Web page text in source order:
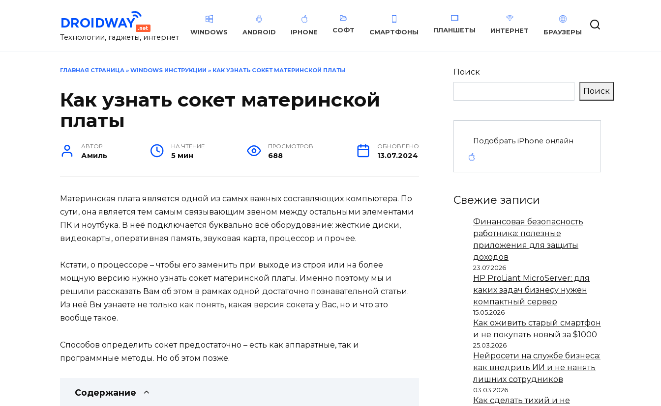
Технологии, гаджеты, интернет
WINDOWS ANDROID IPHONE СОФТ СМАРТФОНЫ ПЛАНШЕТЫ ИНТЕРНЕТ БРАУЗЕРЫ
ГЛАВНАЯ СТРАНИЦА » WINDOWS ИНСТРУКЦИИ » КАК УЗНАТЬ СОКЕТ МАТЕРИНСКОЙ ПЛАТЫ
Как узнать сокет материнской
платы
АВТОР
Амиль
НА ЧТЕНИЕ
5 мин
ПРОСМОТРОВ
688
ОБНОВЛЕНО
13.07.2024
Материнская плата является одной из самых важных составляющих компьютера. По
сути, она является тем самым связывающим звеном между остальными элементами
ПК и ноутбука. В неё подключается буквально всё оборудование: жёсткие диски,
видеокарты, оперативная память, звуковая карта, процессор и прочее.
Кстати, о процессоре – чтобы его заменить при выходе из строя или на более
мощную версию нужно узнать сокет материнской платы. Именно поэтому мы и
решили рассказать Вам об этом в рамках одной достаточно познавательной статьи.
Из неё Вы узнаете не только как понять, какая версия сокета у Вас, но и что это
вообще такое.
Способов определить сокет предостаточно – есть как аппаратные, так и
программные методы. Но об этом позже.
Содержание
Поиск
Поиск
Подобрать iPhone онлайн
Свежие записи
Финансовая безопасность
работника: полезные
приложения для защиты
доходов
23.07.2026
HP ProLiant MicroServer: для
каких задач бизнесу нужен
компактный сервер
15.05.2026
Как оживить старый смартфон
и не покупать новый за $1000
25.03.2026
Нейросети на службе бизнеса:
как внедрить ИИ и не нанять
лишних сотрудников
03.03.2026
Как сделать тихий и не